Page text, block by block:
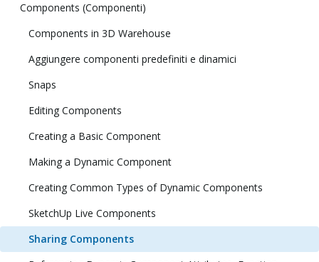
Components (Componenti)
Components in 3D Warehouse
Aggiungere componenti predefiniti e dinamici
Snaps
Editing Components
Creating a Basic Component
Making a Dynamic Component
Creating Common Types of Dynamic Components
SketchUp Live Components
Sharing Components